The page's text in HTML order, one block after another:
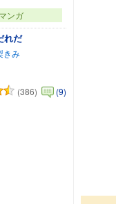
マンガ
れだ
きみ
(386) (9)